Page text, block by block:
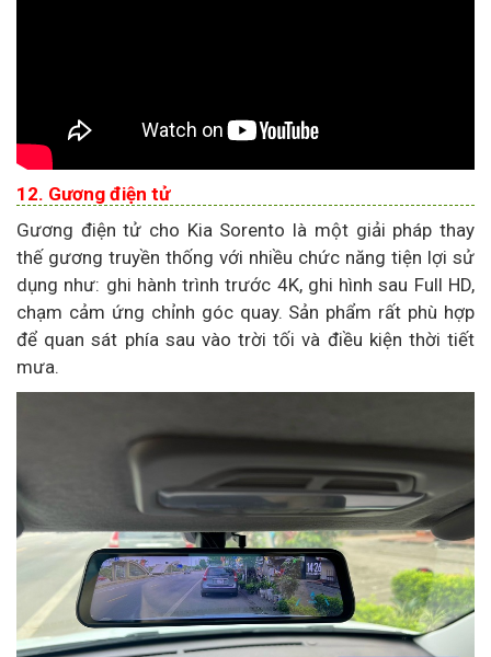
12. Gương điện tử
Gương điện tử cho Kia Sorento là một giải pháp thay
thế gương truyền thống với nhiều chức năng tiện lợi sử
dụng như: ghi hành trình trước 4K, ghi hình sau Full HD,
chạm cảm ứng chỉnh góc quay. Sản phẩm rất phù hợp
để quan sát phía sau vào trời tối và điều kiện thời tiết
mưa.